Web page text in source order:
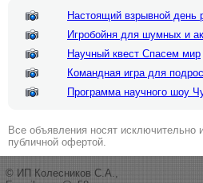
Настоящий взрывной
Игробойня для шумных и
Научный квест Спасем мир
Командная игра для
Программа научного шоу
Все объявления носят
публичной офертой.
© ИП Колесников С.А.,